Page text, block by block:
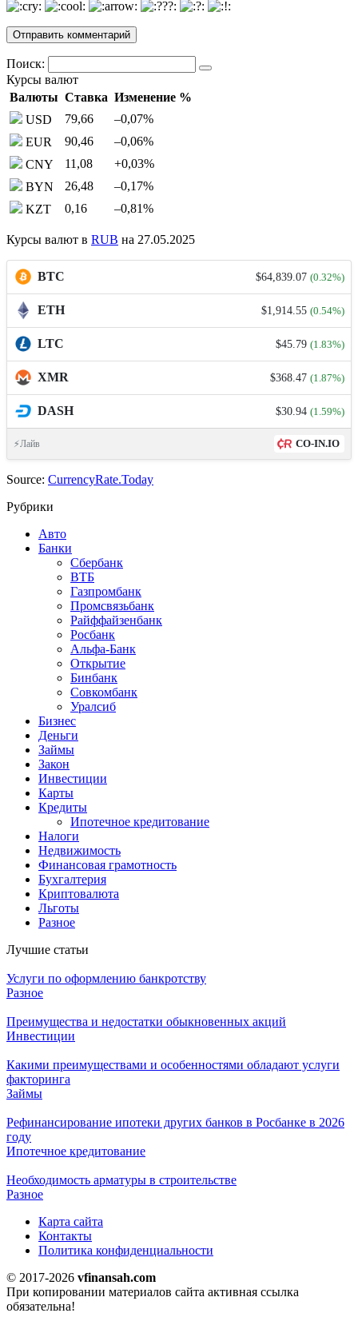
Поиск:
Курсы валют
Валюты Ставка Изменение %
USD
79,66 –0,07%
EUR
90,46 –0,06%
CNY
11,08 +0,03%
BYN
26,48 –0,17%
KZT
0,16 –0,81%
Курсы валют в RUB на 27.05.2025
BTC $64,839.07 (0.32%)
ETH $1,914.55 (0.54%)
LTC $45.79 (1.83%)
XMR $368.47 (1.87%)
DASH $30.94 (1.59%)
⚡Лайв CO-IN.IO
Source: CurrencyRate.Today
Рубрики
Авто
Банки
Сбербанк
ВТБ
Газпромбанк
Промсвязьбанк
Райффайзенбанк
Росбанк
Альфа-Банк
Открытие
Бинбанк
Совкомбанк
Уралсиб
Бизнес
Деньги
Займы
Закон
Инвестиции
Карты
Кредиты
Ипотечное кредитование
Налоги
Недвижимость
Финансовая грамотность
Бухгалтерия
Криптовалюта
Льготы
Разное
Лучшие статьи
Услуги по оформлению банкротству
Разное
Преимущества и недостатки обыкновенных акций
Инвестиции
Какими преимуществами и особенностями обладают услуги
факторинга
Займы
Рефинансирование ипотеки других банков в Росбанке в 2026
году
Ипотечное кредитование
Необходимость арматуры в строительстве
Разное
Карта сайта
Контакты
Политика конфиденциальности
© 2017-2026 vfinansah.com
При копировании материалов сайта активная ссылка
обязательна!